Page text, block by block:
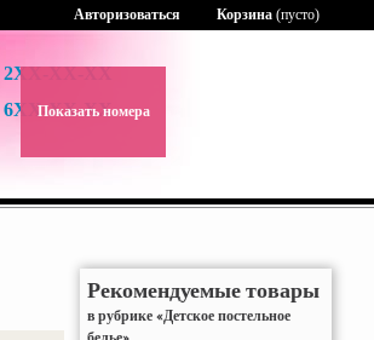
2XX-XX-XX
6XX-XX-XX
Показать номера
Корзина (пусто)
Авторизоваться
Рекомендуемые товары
в рубрике «Детское постельное